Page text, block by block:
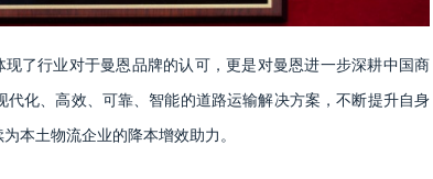
了行业对于曼恩品牌的认可，更是对曼恩进一步深耕中国商
化、高效、可靠、智能的道路运输解决方案，不断提升自身
本土物流企业的降本增效助力。